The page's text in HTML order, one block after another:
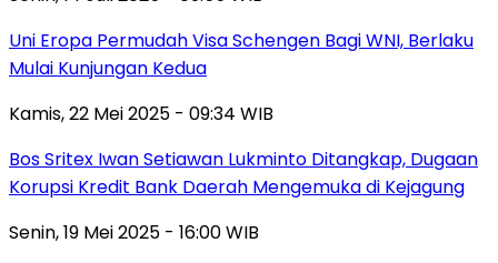
Uni Eropa Permudah Visa Schengen Bagi WNI, Berlaku
Mulai Kunjungan Kedua
Kamis, 22 Mei 2025 - 09:34 WIB
Bos Sritex Iwan Setiawan Lukminto Ditangkap, Dugaan
Korupsi Kredit Bank Daerah Mengemuka di Kejagung
Senin, 19 Mei 2025 - 16:00 WIB